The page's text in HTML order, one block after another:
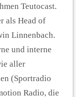
Teutocast.
als Head of
Linnenbach.
und interne
aller
(Sportradio
Radio, die